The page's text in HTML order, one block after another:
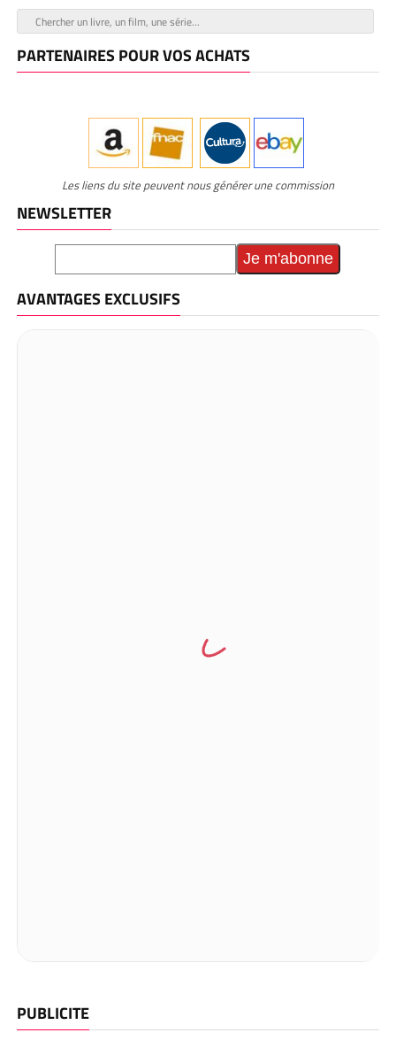
PARTENAIRES POUR VOS ACHATS
Les liens du site peuvent nous générer une commission
NEWSLETTER
AVANTAGES EXCLUSIFS
PUBLICITE